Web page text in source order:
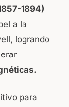
1894)
a la
logrando
para